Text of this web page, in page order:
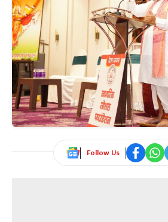
Follow Us